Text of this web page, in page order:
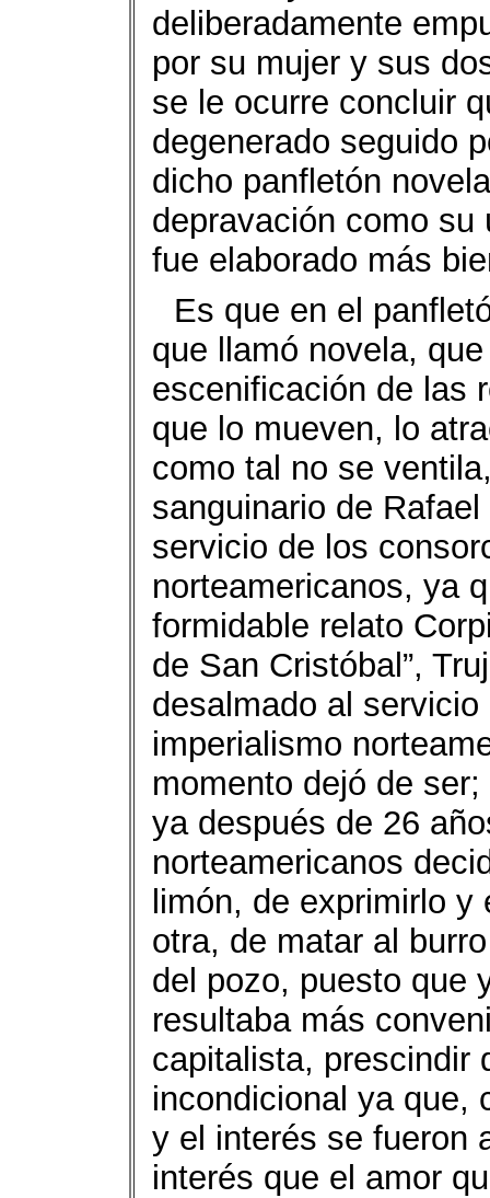
deliberadamente
por su mujer y sus
se le ocurre concluir
degenerado seguido
dicho panfletón
depravación como
fue elaborado más
Es que en el
que llamó novela,
escenificación de las
que lo mueven, lo
como tal no se
sanguinario de
servicio de los
norteamericanos, ya
formidable relato
de San Cristóbal”,
desalmado al
imperialismo
momento dejó de
ya después de 26
norteamericanos
limón, de exprimirlo
otra, de matar al
del pozo, puesto que
resultaba más
capitalista, prescindir
incondicional ya que,
y el interés se fueron
interés que el amor